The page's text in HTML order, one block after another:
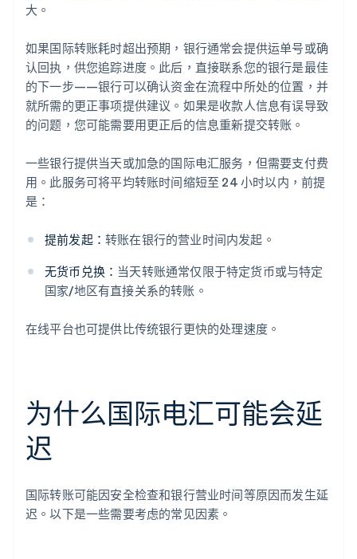
大。
如果国际转账耗时超出预期，银行通常会提供运单号或确
认回执，供您追踪进度。此后，直接联系您的银行是最佳
的下一步——银行可以确认资金在流程中所处的位置，并
就所需的更正事项提供建议。如果是收款人信息有误导致
的问题，您可能需要用更正后的信息重新提交转账。
一些银行提供当天或加急的国际电汇服务，但需要支付费
用。此服务可将平均转账时间缩短至 24 小时以内，前提
是：
提前发起： 转账在银行的营业时间内发起。
无货币兑换： 当天转账通常仅限于特定货币或与特定
国家/地区有直接关系的转账。
在线平台也可提供比传统银行更快的处理速度。
为什么国际电汇可能会延
迟
国际转账可能因安全检查和银行营业时间等原因而发生延
迟。以下是一些需要考虑的常见因素。